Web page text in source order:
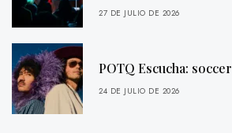
27 DE JULIO DE 2026
POTQ Escucha: soccer
24 DE JULIO DE 2026